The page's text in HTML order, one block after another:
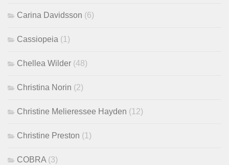
Carina Davidsson (6)
Cassiopeia (1)
Chellea Wilder (48)
Christina Norin (2)
Christine Melieressee Hayden (12)
Christine Preston (1)
COBRA (3)